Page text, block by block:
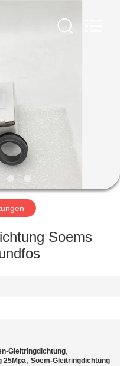
Soems
Gleitringdichtung,
25Mpa,Soem-Gleitringdichtung